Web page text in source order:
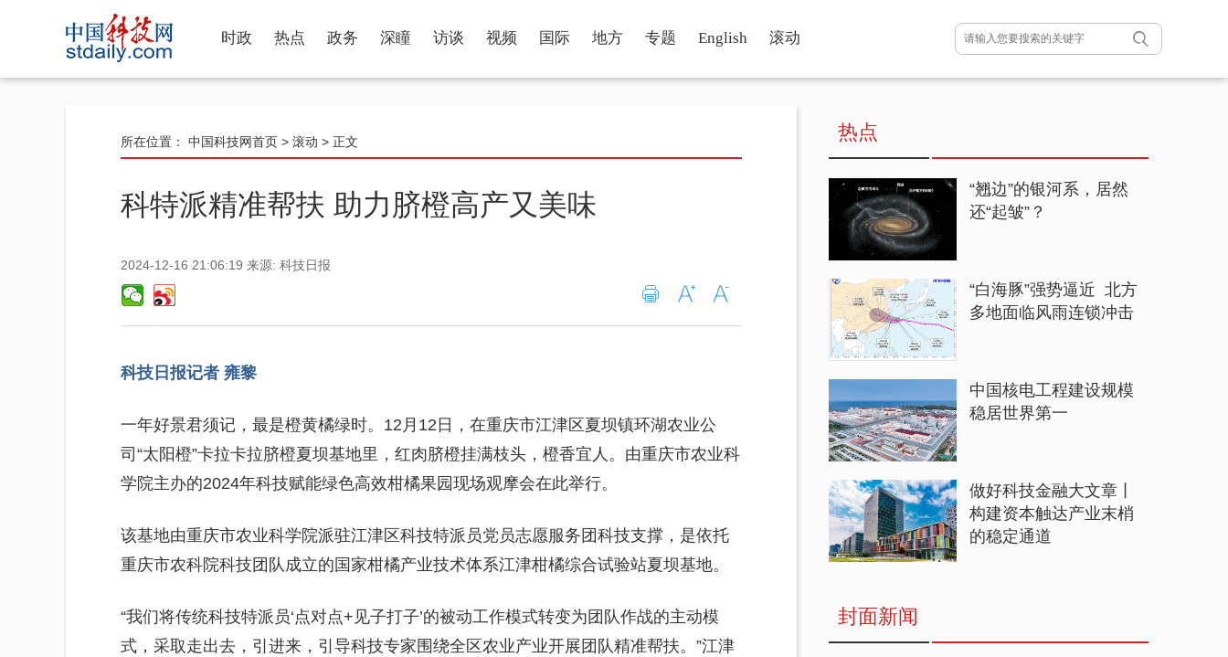
时政 热点 政务 深瞳 访谈 视频 国际 地方 专题 English 滚动
所在位置： 中国科技网首页 > 滚动 > 正文
科特派精准帮扶 助力脐橙高产又美味
2024-12-16 21:06:19 来源: 科技日报
科技日报记者 雍黎
一年好景君须记，最是橙黄橘绿时。12月12日，在重庆市江津区夏坝镇环湖农业公
司“太阳橙”卡拉卡拉脐橙夏坝基地里，红肉脐橙挂满枝头，橙香宜人。由重庆市农业科
学院主办的2024年科技赋能绿色高效柑橘果园现场观摩会在此举行。
该基地由重庆市农业科学院派驻江津区科技特派员党员志愿服务团科技支撑，是依托
重庆市农科院科技团队成立的国家柑橘产业技术体系江津柑橘综合试验站夏坝基地。
“我们将传统科技特派员‘点对点+见子打子’的被动工作模式转变为团队作战的主动模
式，采取走出去，引进来，引导科技专家围绕全区农业产业开展团队精准帮扶。”江津
热点
“翘边”的银河系，居然
还“起皱”？
“白海豚”强势逼近 北方
多地面临风雨连锁冲击
中国核电工程建设规模
稳居世界第一
做好科技金融大文章丨
构建资本触达产业末梢
的稳定通道
封面新闻